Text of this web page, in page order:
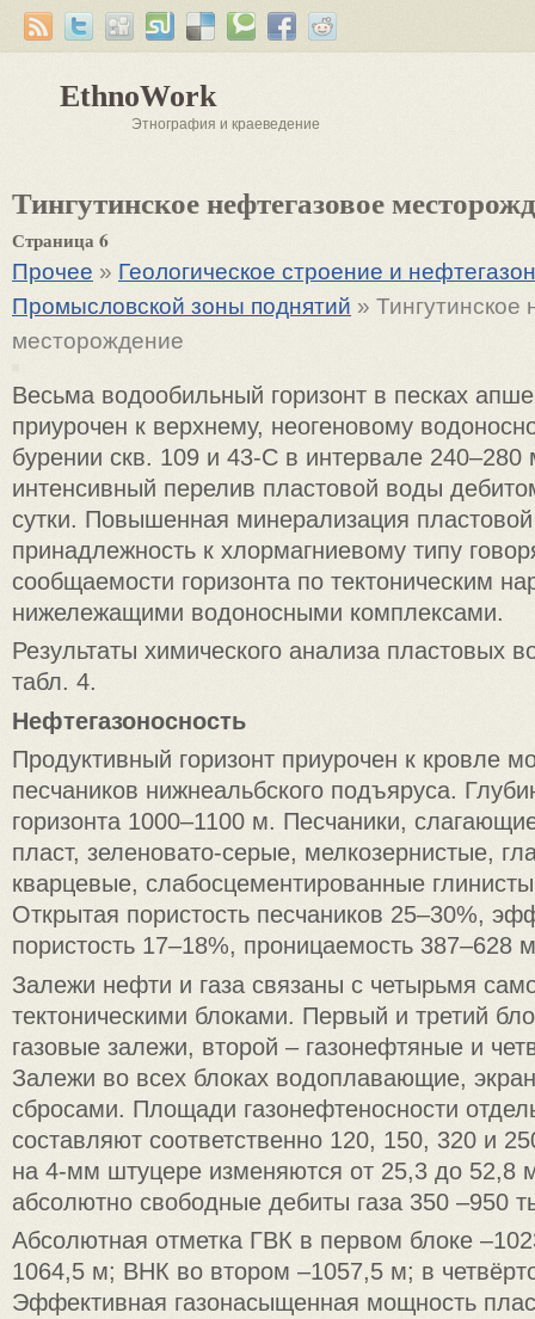
EthnoWork
Этнография и краеведение
Тингутинское нефтегазовое
Страница 6
Прочее » Геологическое строение и
Промысловской зоны поднятий » Тингутинское
месторождение
Весьма водообильный горизонт в песках
приурочен к верхнему, неогеновому
бурении скв. 109 и 43-С в интервале
интенсивный перелив пластовой воды
сутки. Повышенная минерализация
принадлежность к хлормагниевому типу
сообщаемости горизонта по тектоническим
нижележащими водоносными комплексами.
Результаты химического анализа пластовых
табл. 4.
Нефтегазоносность
Продуктивный горизонт приурочен к кровле
песчаников нижнеальбского подъяруса.
горизонта 1000–1100 м. Песчаники,
пласт, зеленовато-серые, мелкозернистые,
кварцевые, слабосцементированные
Открытая пористость песчаников 25–30%,
пористость 17–18%, проницаемость 387–628
Залежи нефти и газа связаны с четырьмя
тектоническими блоками. Первый и третий
газовые залежи, второй – газонефтяные и
Залежи во всех блоках водоплавающие,
сбросами. Площади газонефтеносности
составляют соответственно 120, 150, 320 и
на 4-мм штуцере изменяются от 25,3 до 52,8
абсолютно свободные дебиты газа 350 –950
Абсолютная отметка ГВК в первом блоке
1064,5 м; ВНК во втором –1057,5 м; в
Эффективная газонасыщенная мощность